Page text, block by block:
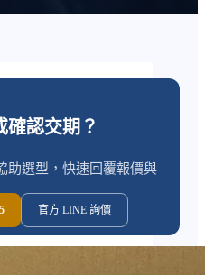
確認交期？
助選型，快速回覆報價與
官方 LINE 詢價